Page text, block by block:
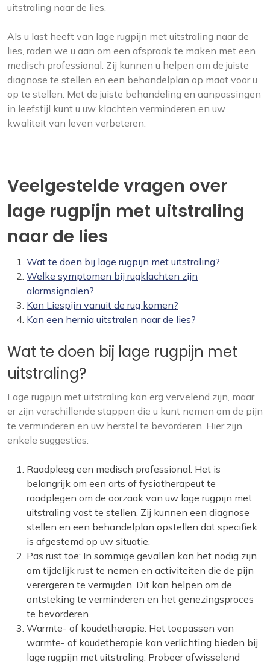
uitstraling naar de lies.
Als u last heeft van lage rugpijn met uitstraling naar de
lies, raden we u aan om een afspraak te maken met een
medisch professional. Zij kunnen u helpen om de juiste
diagnose te stellen en een behandelplan op maat voor u
op te stellen. Met de juiste behandeling en aanpassingen
in leefstijl kunt u uw klachten verminderen en uw
kwaliteit van leven verbeteren.
Veelgestelde vragen over
lage rugpijn met uitstraling
naar de lies
Wat te doen bij lage rugpijn met uitstraling?
Welke symptomen bij rugklachten zijn
alarmsignalen?
Kan Liespijn vanuit de rug komen?
Kan een hernia uitstralen naar de lies?
Wat te doen bij lage rugpijn met
uitstraling?
Lage rugpijn met uitstraling kan erg vervelend zijn, maar
er zijn verschillende stappen die u kunt nemen om de pijn
te verminderen en uw herstel te bevorderen. Hier zijn
enkele suggesties:
Raadpleeg een medisch professional: Het is
belangrijk om een arts of fysiotherapeut te
raadplegen om de oorzaak van uw lage rugpijn met
uitstraling vast te stellen. Zij kunnen een diagnose
stellen en een behandelplan opstellen dat specifiek
is afgestemd op uw situatie.
Pas rust toe: In sommige gevallen kan het nodig zijn
om tijdelijk rust te nemen en activiteiten die de pijn
verergeren te vermijden. Dit kan helpen om de
ontsteking te verminderen en het genezingsproces
te bevorderen.
Warmte- of koudetherapie: Het toepassen van
warmte- of koudetherapie kan verlichting bieden bij
lage rugpijn met uitstraling. Probeer afwisselend